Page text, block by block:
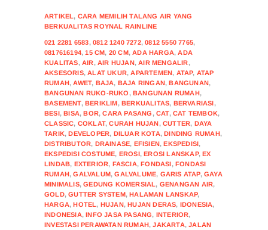
ARTIKEL, CARA MEMILIH TALANG AIR YANG
BERKUALITAS ROYNAL RAINLINE
021 2281 6583,0812 1240 7272,0812 5550 7765,
0817616194,15 CM, 20 CM,ADA HARGA,ADA
KUALITAS,AIR,AIR HUJAN,AIR MENGALIR,
AKSESORIS,ALAT UKUR,APARTEMEN, ATAP, ATAP
RUMAH,AWET, BAJA, BAJA RINGAN,BANGUNAN,
BANGUNAN RUKO-RUKO ,BANGUNAN RUMAH,
BASEMENT,BERIKLIM,BERKUALITAS, BERVARIASI,
BESI,BISA,BOR,CARA PASANG ,CAT,CAT TEMBOK,
CLASSIC, COKLAT,CURAH HUJAN,CUTTER, DAYA
TARIK,DEVELOPER, DILUAR KOTA,DINDING RUMAH,
DISTRIBUTOR, DRAINASE, EFISIEN,EKSPEDISI,
EKSPEDISI COSTUME, EROSI,EROSI LANSKAP,EX
LINDAB, EXTERIOR, FASCIA,FONDASI,FONDASI
RUMAH,GALVALUM,GALVALUME, GARIS ATAP,GAYA
MINIMALIS,GEDUNG KOMERSIAL, GENANGAN AIR,
GOLD,GUTTER SYSTEM,HALAMAN LANSKAP,
HARGA,HOTEL, HUJAN,HUJAN DERAS, IDONESIA,
INDONESIA,INFO JASA PASANG, INTERIOR,
INVESTASI PERAWATAN RUMAH,JAKARTA,JALAN